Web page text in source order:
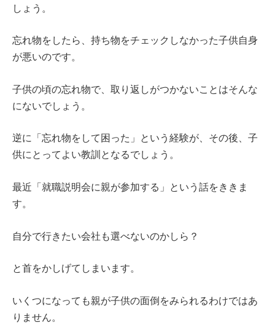
しょう。
忘れ物をしたら、持ち物をチェックしなかった子供自身
が悪いのです。
子供の頃の忘れ物で、取り返しがつかないことはそんな
にないでしょう。
逆に「忘れ物をして困った」という経験が、その後、子
供にとってよい教訓となるでしょう。
最近「就職説明会に親が参加する」という話をききま
す。
自分で行きたい会社も選べないのかしら？
と首をかしげてしまいます。
いくつになっても親が子供の面倒をみられるわけではあ
りません。